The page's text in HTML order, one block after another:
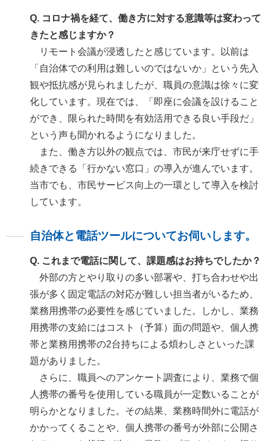
Q. コロナ禍を経て、働き方に対する意識等は変わって
きたと感じますか？
リモート会議が浸透したと感じています。以前は
「自治体での利用は難しいのではないか」という先入
観や抵抗感が見られましたが、職員の意識は徐々に変
化しています。現在では、「即座に会議を設けること
ができ、限られた時間を有効活用できる良い手段だ」
という声も聞かれるようになりました。
また、働き方以外の観点では、市民が来庁せずに手
続きできる「行かない窓口」の導入が進んでいます。
当市でも、市民サービス向上の一環として導入を検討
しています。
自治体と電話ツールについてお伺いします。
Q. これまで電話に関して、課題感はお持ちでしたか？
外部の方とやり取りの多い部署や、打ち合わせや出
張が多く固定電話の対応が難しい担当者がいるため、
業務用携帯の必要性を感じていました。しかし、業務
用携帯の支給にはコスト（予算）面の問題や、個人携
帯と業務用携帯の2台持ちによる煩わしさといった課
題がありました。
さらに、職員へのアンケート調査により、業務で個
人携帯の番号を使用している職員が一定数いることが
明らかとなりました。その結果、業務時間外に電話が
かかってくることや、個人携帯の番号が外部に公開さ